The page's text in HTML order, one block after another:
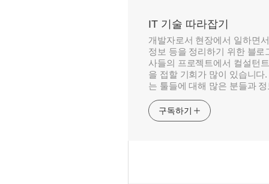
IT 기술 따라잡기
개발자로서 현장에서 일하면
정보 등을 정리하기 위한 블
사들의 프로젝트에서 컬설턴
을 접할 기회가 많이 있습니
는 툴들에 대해 많은 분들과
구독하기